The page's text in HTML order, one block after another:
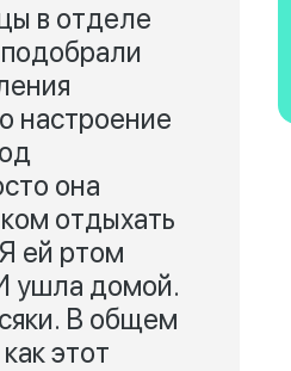
в отделе
настроение
она
отдыхать
ей ртом
ушла домой.
В общем
этот